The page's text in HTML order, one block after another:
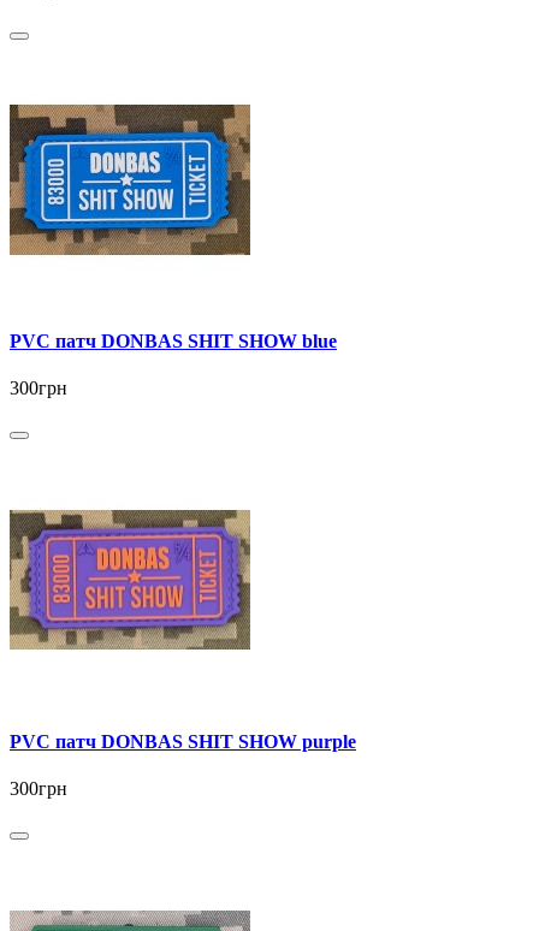
PVC патч DONBAS SHIT SHOW blue
300грн
PVC патч DONBAS SHIT SHOW purple
300грн